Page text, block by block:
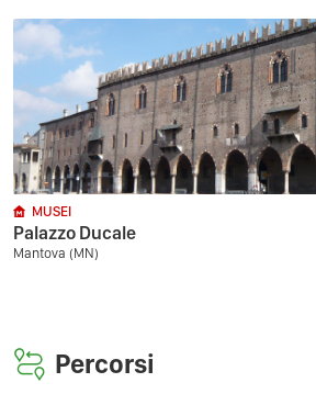
MUSEI
Palazzo Ducale
Mantova (MN)
Percorsi